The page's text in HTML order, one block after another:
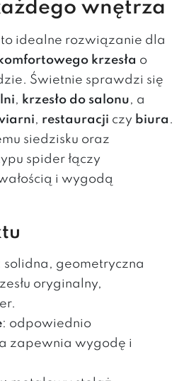
wnętrza
to idealne rozwiązanie dla
komfortowego krzesła o
Świetnie sprawdzi się
, krzesło do salonu, a
, restauracji czy biura .
siedzisku oraz
spider łączy
i wygodą
solidna, geometryczna
oryginalny,
: odpowiednio
zapewnia wygodę i